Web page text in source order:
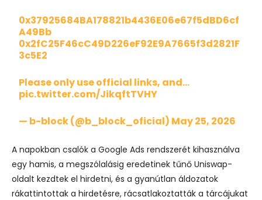
0x37925684BA178821b4436E06e67f5dBD6cf
A49Bb
0x2fC25F46cC49D226eF92E9A7665f3d2821F
3c5E2
Please only use official links, and…
pic.twitter.com/JikqftTVHY
— b-block (@b_block_oficial) May 25, 2026
A napokban csalók a Google Ads rendszerét kihasználva
egy hamis, a megszólalásig eredetinek tűnő Uniswap-
oldalt kezdtek el hirdetni, és a gyanútlan áldozatok
rákattintottak a hirdetésre, rácsatlakoztatták a tárcájukat